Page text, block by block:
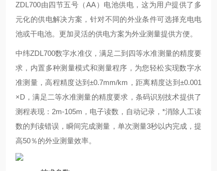
ZDL700由四节五号（AA）电池供电，这为用户提供了多
元化的供电解决方案，针对不同的外业条件可选择充电电
池或干电池。更加灵活的供电方案为外业测量提供方便。
中纬ZDL700数字水准仪，满足二到四等水准测量的精度要
求，内置多种测量模式和测量程序，为您轻松实现数字水
准测量，高程精度达到±0.7mm/km，距离精度达到±0.001
×D，满足二等水准测量的精度要求，条码识别技术提供了
测程表现：2m-105m，电子读数，自动记录，*消除人工读
数的判读错误，瞬间完成测量，单次测量3秒以内完成，提
高50％的外业测量效率。